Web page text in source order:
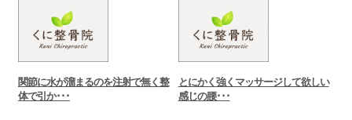
関節に水が溜まるのを注射で無く整
体で引か･･･
とにかく強くマッサージして欲しい
感じの腰･･･